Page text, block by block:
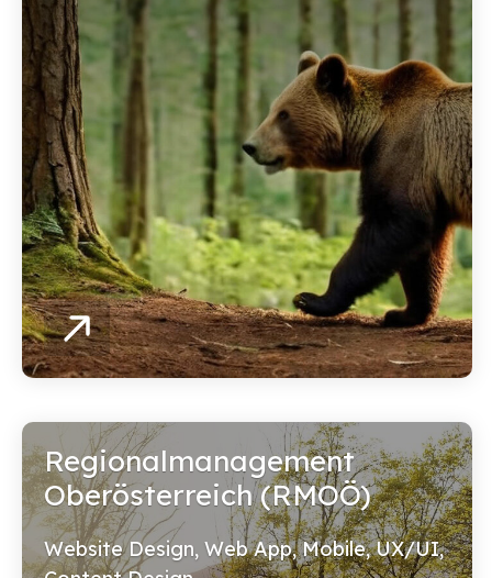
Regionalmanagement
Oberösterreich (RMOÖ)
Website Design, Web App, Mobile, UX/UI,